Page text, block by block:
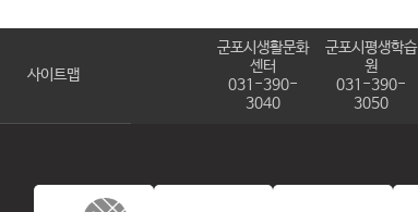
사이트맵
군포시생활문화
센터
031-390-
3040
군포시평생학습
원
031-390-
3050